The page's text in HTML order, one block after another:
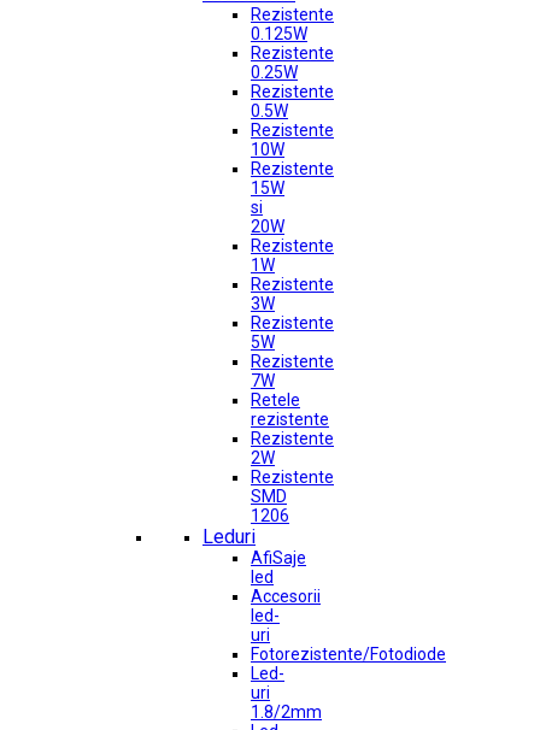
Rezistente
0.125W
Rezistente
0.25W
Rezistente
0.5W
Rezistente
10W
Rezistente
15W
si
20W
Rezistente
1W
Rezistente
3W
Rezistente
5W
Rezistente
7W
Retele
rezistente
Rezistente
2W
Rezistente
SMD
1206
Leduri
AfiSaje
led
Accesorii
led-
uri
Fotorezistente/Fotodiode
Led-
uri
1.8/2mm